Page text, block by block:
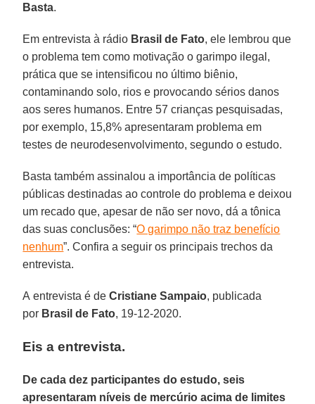
Basta.
Em entrevista à rádio Brasil de Fato, ele lembrou que
o problema tem como motivação o garimpo ilegal,
prática que se intensificou no último biênio,
contaminando solo, rios e provocando sérios danos
aos seres humanos. Entre 57 crianças pesquisadas,
por exemplo, 15,8% apresentaram problema em
testes de neurodesenvolvimento, segundo o estudo.
Basta também assinalou a importância de políticas
públicas destinadas ao controle do problema e deixou
um recado que, apesar de não ser novo, dá a tônica
das suas conclusões: “O garimpo não traz benefício
nenhum”. Confira a seguir os principais trechos da
entrevista.
A entrevista é deCristiane Sampaio, publicada
por Brasil de Fato, 19-12-2020.
Eis a entrevista.
De cada dez participantes do estudo, seis
apresentaram níveis de mercúrio acima de limites